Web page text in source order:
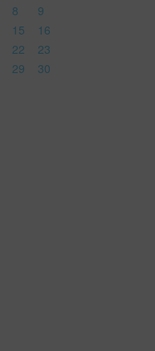
8
9
15
16
22
23
29
30